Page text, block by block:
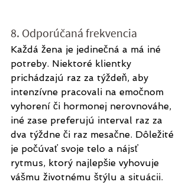
8. Odporúčaná frekvencia
Každá žena je jedinečná a má iné
potreby. Niektoré klientky
prichádzajú raz za týždeň, aby
intenzívne pracovali na emočnom
vyhorení či hormonej nerovnováhe,
iné zase preferujú interval raz za
dva týždne či raz mesačne. Dôležité
je počúvať svoje telo a nájsť
rytmus, ktorý najlepšie vyhovuje
vášmu životnému štýlu a situácii.